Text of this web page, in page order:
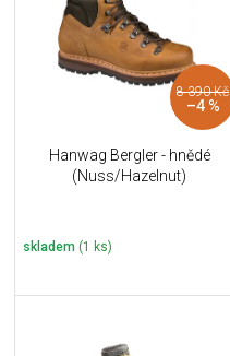
8 390 Kč
–4 %
Hanwag Bergler - hnědé
(Nuss/Hazelnut)
skladem (1 ks)